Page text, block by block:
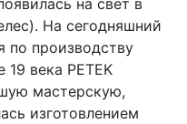
На сегодняшний
по производству
19 века PETEK
мастерскую,
изготовлением